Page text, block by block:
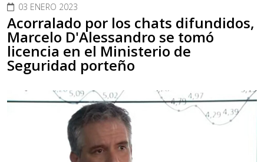
03 ENERO 2023
Acorralado por los chats difundidos,
Marcelo D'Alessandro se tomó
licencia en el Ministerio de
Seguridad porteño